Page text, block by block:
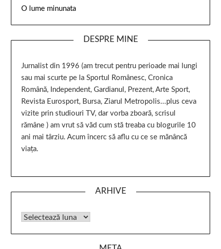
O lume minunata
DESPRE MINE
Jurnalist din 1996 (am trecut pentru perioade mai lungi
sau mai scurte pe la Sportul Românesc, Cronica
Română, Independent, Gardianul, Prezent, Arte Sport,
Revista Eurosport, Bursa, Ziarul Metropolis...plus ceva
vizite prin studiouri TV, dar vorba zboară, scrisul
rămâne ) am vrut să văd cum stă treaba cu blogurile 10
ani mai târziu. Acum încerc să aflu cu ce se mănâncă
viața.
ARHIVE